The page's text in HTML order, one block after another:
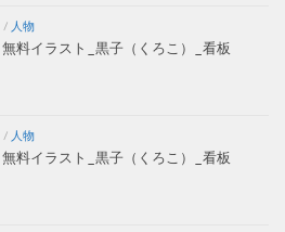
/ 人物
料イラスト_黒子（くろこ）_看板
/ 人物
料イラスト_黒子（くろこ）_看板